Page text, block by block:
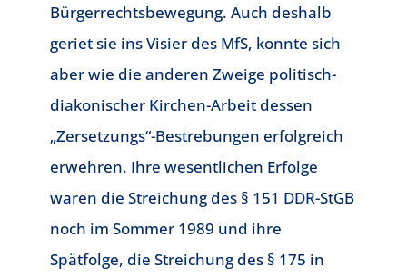
Bürgerrechtsbewegung. Auch deshalb
geriet sie ins Visier des MfS, konnte sich
aber wie die anderen Zweige politisch-
diakonischer Kirchen-Arbeit dessen
„Zersetzungs“-Bestrebungen erfolgreich
erwehren. Ihre wesentlichen Erfolge
waren die Streichung des § 151 DDR-StGB
noch im Sommer 1989 und ihre
Spätfolge, die Streichung des § 175 in